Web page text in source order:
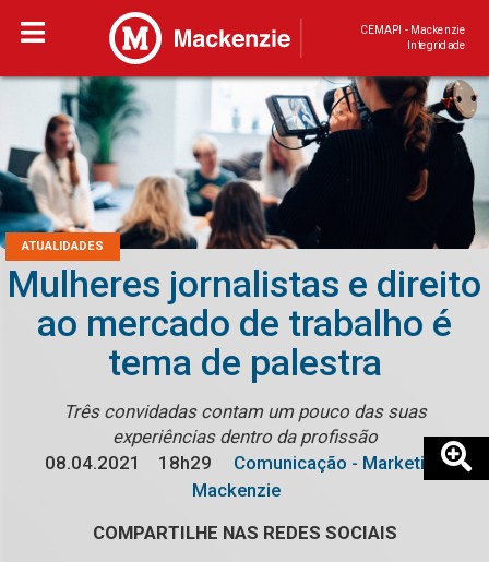
CEMAPI - Mackenzie
Integridade
ATUALIDADES
Mulheres jornalistas e direito
ao mercado de trabalho é
tema de palestra
Três convidadas contam um pouco das suas
experiências dentro da profissão
08.04.2021
18h29
Comunicação - Marketing
Mackenzie
COMPARTILHE NAS REDES SOCIAIS